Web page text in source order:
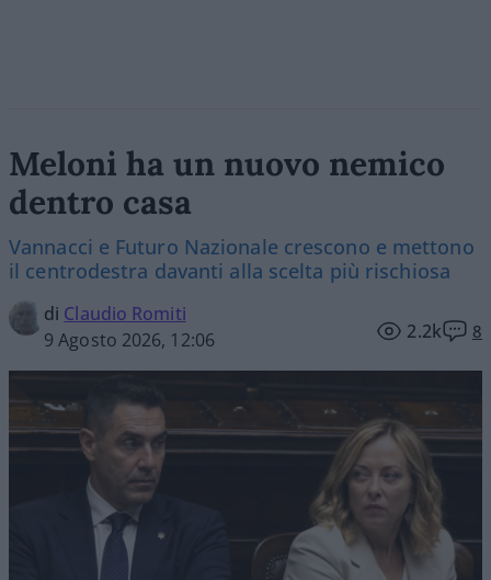
Meloni ha un nuovo nemico
dentro casa
Vannacci e Futuro Nazionale crescono e mettono
il centrodestra davanti alla scelta più rischiosa
di Claudio Romiti
9 Agosto 2026, 12:06
2.2k 8